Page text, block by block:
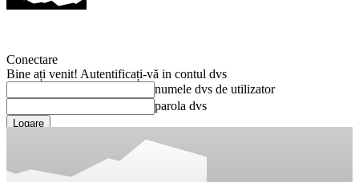
Conectare
Bine ați venit! Autentificați-vă in contul dvs
numele dvs de utilizator
parola dvs
Ați uitat parola? obține ajutor
Recuperați-vă parola